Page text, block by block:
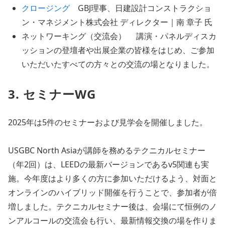
クロージング GBJ理事、日建設計コンストラクショ
ン・マネジメント株式会社 ディレクター｜南 章子 氏
ネットワーキング（交流会） 講演・パネルディスカ
ッションの登壇者や出展企業の皆様をはじめ、ご参加
いただいたすべての方々との交流の場となりました。
3. セミナーWG
2025年は5件のセミナーおよび見学会を開催しました。
USGBC North Asiaが講師を務めるテクニカルセミナー
（年2回）は、LEEDの最新バージョンであるv5関連も実
施。今年度はより多くの方に参加いただけるよう、対面と
オンラインのハイブリッド開催を行うことで、参加者が倍
増しました。テクニカルセミナー後は、会場にて恒例のノ
ンアルコールの交流会も行い、最新情報交換の場を作りま